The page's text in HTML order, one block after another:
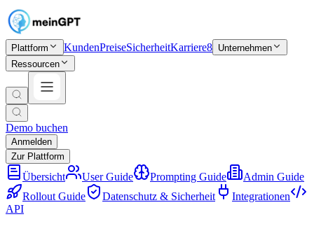
Plattform KundenPreiseSicherheitKarriere8 Unternehmen
Ressourcen
Demo buchen
Anmelden
Zur Plattform
Übersicht User Guide Prompting Guide
Admin Guide
Rollout Guide
Datenschutz & Sicherheit
Integrationen
API